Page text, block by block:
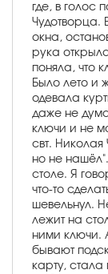
где, в голос
Чудотворца.
окна,
рука
поняла, что
Было лето и
одевала
даже не
ключи и не
свт. Николая
но не
столе. Я
что-то
шевельнул.
лежит на
ними ключи.
бывают
карту, стала